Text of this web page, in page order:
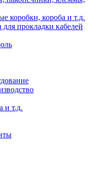
коробки, короба и т.д.
прокладки кабелей
и т.д.